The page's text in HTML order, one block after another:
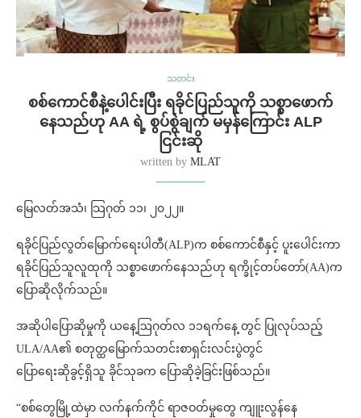
သတင်း
စစ်ကောင်စီနဲ့ပေါင်းပြီး ရခိုင်ပြည်သူကို သစ္စာဖောက်
နေသည်ဟု AA ရဲ့ စွပ်စွဲချက် မမှန်ကြောင်း ALP
ငြင်းဆို
written by MLAT
မြေလတ်အသံ၊ သြဂုတ် ၁၁၊ ၂၀၂၂။
ရခိုင်ပြည်လွတ်မြောက်ရေးပါတီ(ALP)က စစ်ကောင်စီနှင့် ပူးပေါင်းကာ
ရခိုင်ပြည်သူလူထုကို သစ္စာဖောက်နေသည်ဟု ရက္ခိုင့်တပ်တော်(AA)က
ပြောဆိုလိုက်သည်။
အဆိုပါပြောဆိုမှုကို ယနေ့ဩဂုတ်လ ၁၁ရက်နေ့ တွင် ပြုလုပ်သည့်
ULA/AA၏ စတုတ္ထမြောက်သတင်းစာရှင်းလင်းပွဲတွင်
ပြောရေးဆိုခွင့်ရှိသူ ခိုင်သုခက ပြောဆိုခဲ့ခြင်းဖြစ်သည်။
“စစ်တွေမြို့ထဲမှာ လက်နက်ကိုင် ရာဇဝတ်မှုတွေ ကျူးလွန်နေ